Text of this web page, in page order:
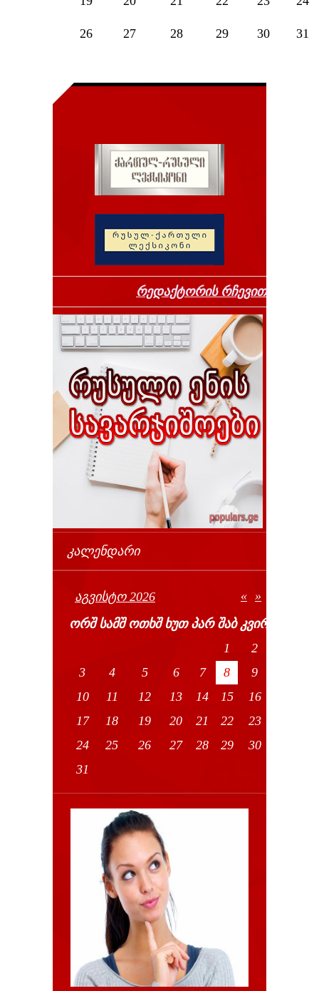
26 27 28 29 30 31
რედაქტორის რჩევით
ᲙᲐᲚᲔᲜᲓᲐᲠᲘ
«
ᲐᲒᲕᲘᲡᲢᲝ 2026
»
ᲝᲠᲨ ᲡᲐᲛᲨ ᲝᲗᲮᲨ ᲮᲣᲗ ᲞᲐᲠ ᲨᲐᲑ ᲙᲕᲘᲠ
1
2
3
4 5 6 7 8
9
10
11 12 13 14 15
16
17
18 19 20 21 22
23
24
25 26 27 28 29
30
31